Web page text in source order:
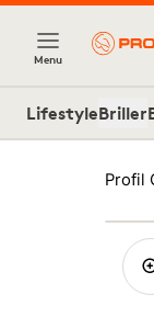
Menu
LifestyleBriller
Profil